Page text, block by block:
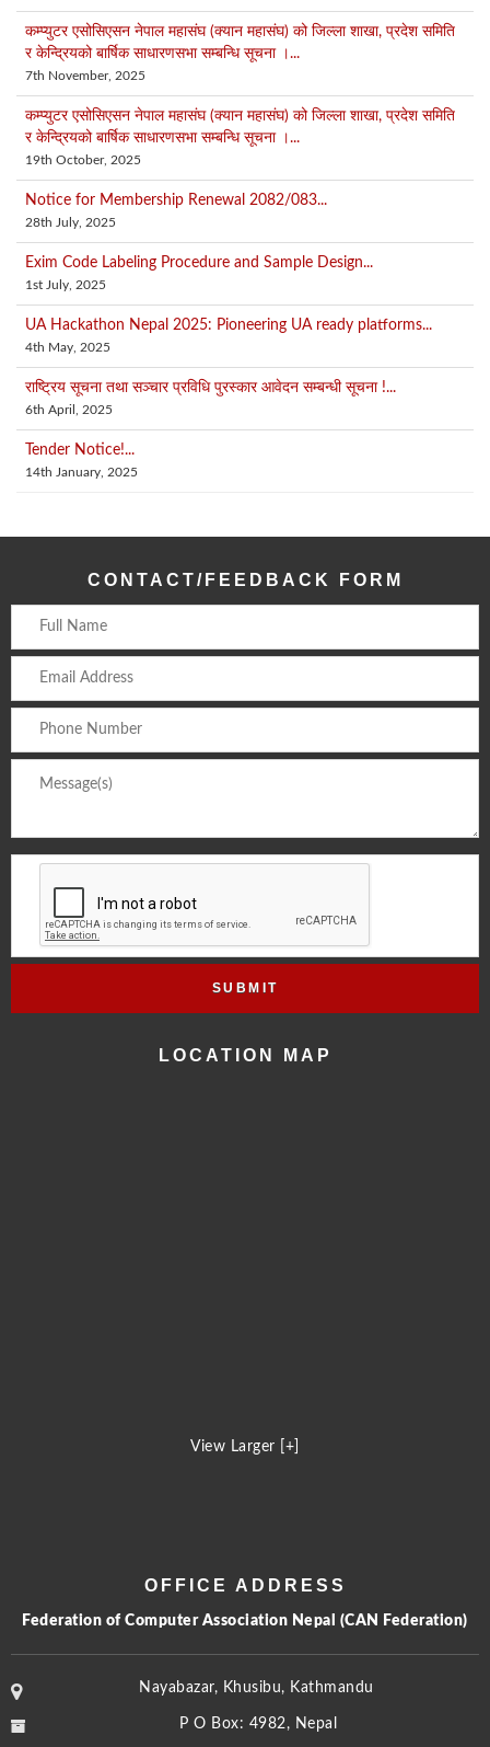
कम्प्युटर एसोसिएसन नेपाल महासंघ (क्यान महासंघ) को जिल्ला शाखा, प्रदेश समिति
र केन्द्रियको बार्षिक साधारणसभा सम्बन्धि सूचना ।...
7th November, 2025
कम्प्युटर एसोसिएसन नेपाल महासंघ (क्यान महासंघ) को जिल्ला शाखा, प्रदेश समिति
र केन्द्रियको बार्षिक साधारणसभा सम्बन्धि सूचना ।...
19th October, 2025
Notice for Membership Renewal 2082/083...
28th July, 2025
Exim Code Labeling Procedure and Sample Design...
1st July, 2025
UA Hackathon Nepal 2025: Pioneering UA ready platforms...
4th May, 2025
राष्ट्रिय सूचना तथा सञ्चार प्रविधि पुरस्कार आवेदन सम्बन्धी सूचना !...
6th April, 2025
Tender Notice!...
14th January, 2025
CONTACT/FEEDBACK FORM
LOCATION MAP
View Larger [+]
OFFICE ADDRESS
Federation of Computer Association Nepal (CAN Federation)
Nayabazar, Khusibu, Kathmandu
P O Box: 4982, Nepal